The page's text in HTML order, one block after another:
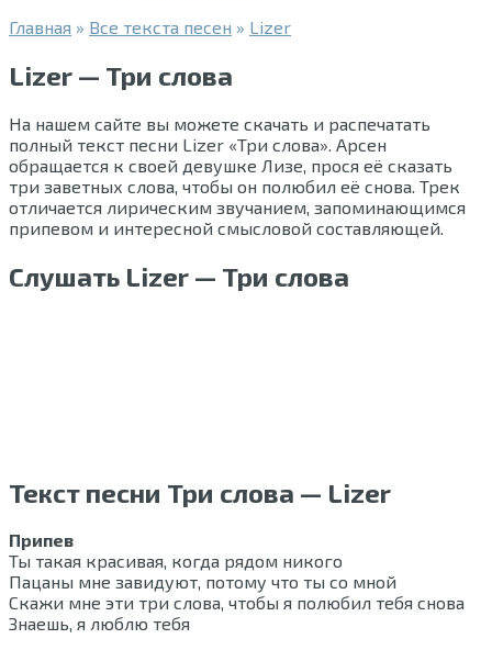
Главная » Все текста песен » Lizer
Lizer — Три слова
На нашем сайте вы можете скачать и распечатать
полный текст песни Lizer «Три слова». Арсен
обращается к своей девушке Лизе, прося её сказать
три заветных слова, чтобы он полюбил её снова. Трек
отличается лирическим звучанием, запоминающимся
припевом и интересной смысловой составляющей.
Слушать Lizer — Три слова
Текст песни Три слова — Lizer
Припев
Ты такая красивая, когда рядом никого
Пацаны мне завидуют, потому что ты со мной
Скажи мне эти три слова, чтобы я полюбил тебя снова
Знаешь, я люблю тебя